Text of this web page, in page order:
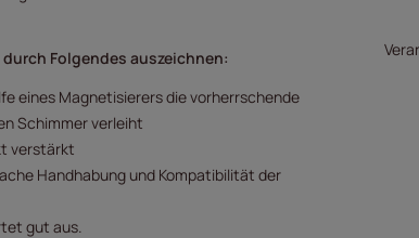
Folgendes auszeichnen:
eines Magnetisierers die vorherrschende
Schimmer verleiht
verstärkt
Handhabung und Kompatibilität der
gut aus.